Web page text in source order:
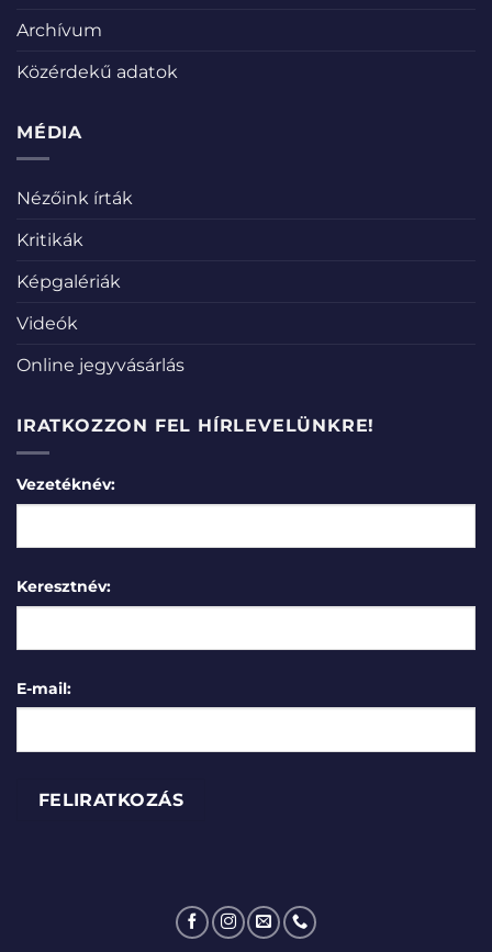
Archívum
Közérdekű adatok
MÉDIA
Nézőink írták
Kritikák
Képgalériák
Videók
Online jegyvásárlás
IRATKOZZON FEL HÍRLEVELÜNKRE!
Vezetéknév:
Keresztnév:
E-mail: